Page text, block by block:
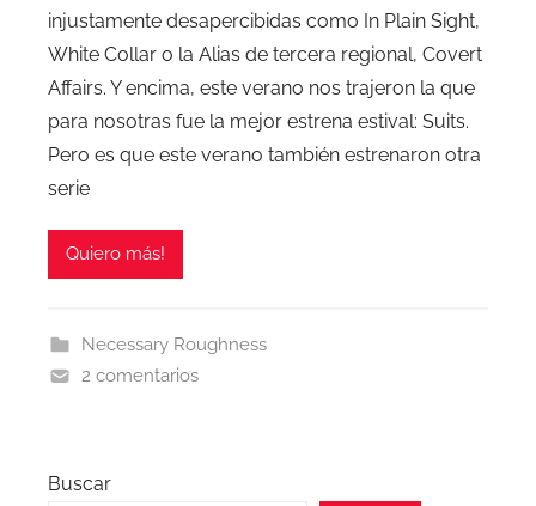
injustamente desapercibidas como In Plain Sight,
White Collar o la Alias de tercera regional, Covert
Affairs. Y encima, este verano nos trajeron la que
para nosotras fue la mejor estrena estival: Suits.
Pero es que este verano también estrenaron otra
serie
Quiero más!
Necessary Roughness
2 comentarios
Buscar